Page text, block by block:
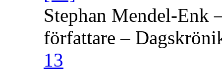
Stephan Mendel-Enk
författare –
13